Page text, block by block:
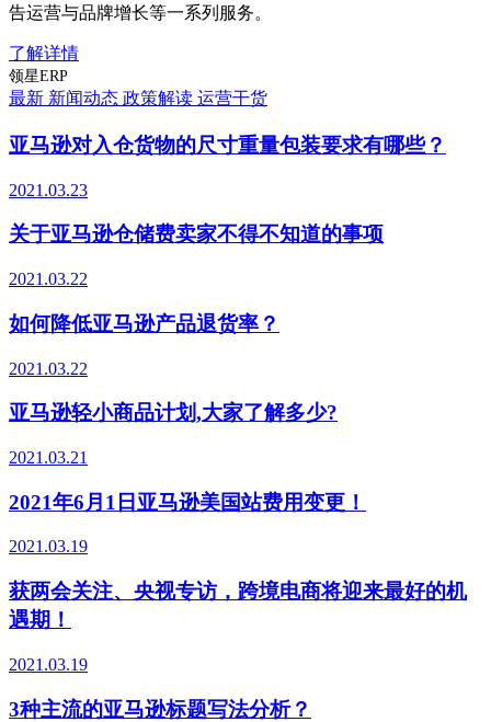
告运营与品牌增长等一系列服务。
了解详情
领星ERP
最新 新闻动态 政策解读 运营干货
亚马逊对入仓货物的尺寸重量包装要求有哪些？
2021.03.23
关于亚马逊仓储费卖家不得不知道的事项
2021.03.22
如何降低亚马逊产品退货率？
2021.03.22
亚马逊轻小商品计划,大家了解多少?
2021.03.21
2021年6月1日亚马逊美国站费用变更！
2021.03.19
获两会关注、央视专访，跨境电商将迎来最好的机
遇期！
2021.03.19
3种主流的亚马逊标题写法分析？